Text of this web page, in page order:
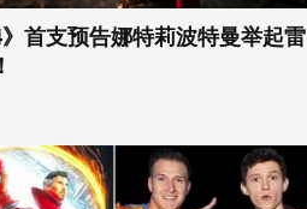
》首支预告娜特莉波特曼举起雷